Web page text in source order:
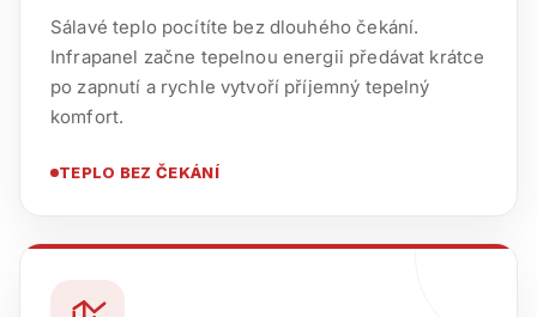
Sálavé teplo pocítíte bez dlouhého čekání.
Infrapanel začne tepelnou energii předávat krátce
po zapnutí a rychle vytvoří příjemný tepelný
komfort.
TEPLO BEZ ČEKÁNÍ